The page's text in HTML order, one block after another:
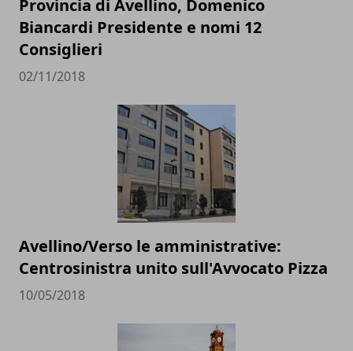
Provincia di Avellino, Domenico
Biancardi Presidente e nomi 12
Consiglieri
02/11/2018
Avellino/Verso le amministrative:
Centrosinistra unito sull'Avvocato Pizza
10/05/2018